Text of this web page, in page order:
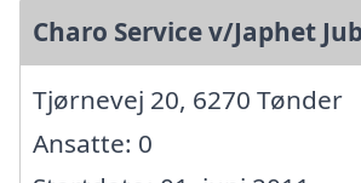
Charo Service v/Japhet
Tjørnevej 20, 6270 Tønder
Ansatte: 0